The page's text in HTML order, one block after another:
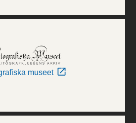
museet